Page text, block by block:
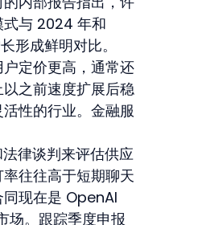
式与 2024 年和
形成鲜明对比。
定价更高，通常还
之前速度扩展后稳
性的行业。金融服
律谈判来评估供应
往往高于短期聊天
现在是 OpenAI
场。跟踪季度申报